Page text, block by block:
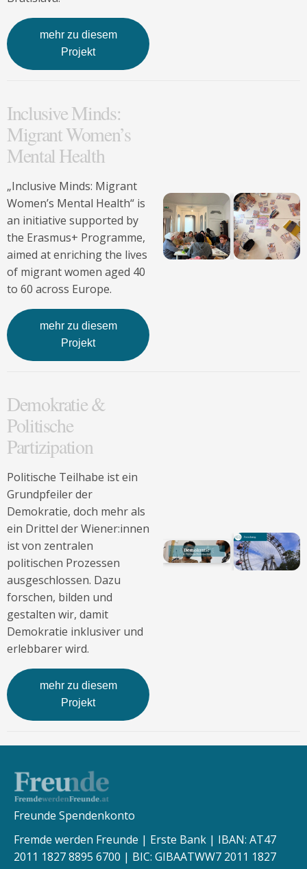
mehr zu diesem
Projekt
Inclusive Minds:
Migrant Women’s
Mental Health
„Inclusive Minds: Migrant
Women’s Mental Health“ is
an initiative supported by
the Erasmus+ Programme,
aimed at enriching the lives
of migrant women aged 40
to 60 across Europe.
mehr zu diesem
Projekt
Demokratie &
Politische
Partizipation
Politische Teilhabe ist ein
Grundpfeiler der
Demokratie, doch mehr als
ein Drittel der Wiener:innen
ist von zentralen
politischen Prozessen
ausgeschlossen. Dazu
forschen, bilden und
gestalten wir, damit
Demokratie inklusiver und
erlebbarer wird.
mehr zu diesem
Projekt
Freunde Spendenkonto
Fremde werden Freunde | Erste Bank | IBAN: AT47
2011 1827 8895 6700 | BIC: GIBAATWW7 2011 1827